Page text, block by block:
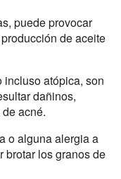
puede provocar
de aceite
atópica, son
dañinos,
acné.
o alguna alergia a
brotar los granos de